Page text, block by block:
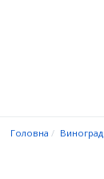
Головна Виноград